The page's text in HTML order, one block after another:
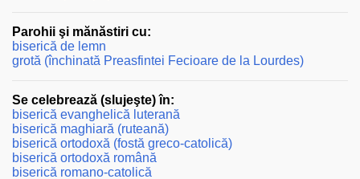
Parohii şi mănăstiri cu:
biserică de lemn
grotă (închinată Preasfintei Fecioare de la Lourdes)
Se celebrează (slujeşte) în:
biserică evanghelică luterană
biserică maghiară (ruteană)
biserică ortodoxă (fostă greco-catolică)
biserică ortodoxă română
biserică romano-catolică